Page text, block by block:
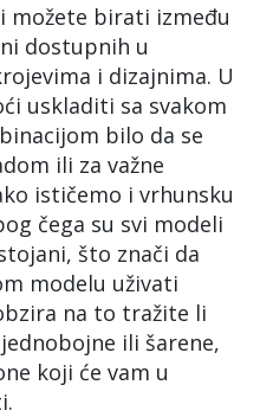
možete birati između
dostupnih u
i dizajnima. U
uskladiti sa svakom
bilo da se
ili za važne
ističemo i vrhunsku
čega su svi modeli
što znači da
modelu uživati
na to tražite li
ili šarene,
koji će vam u